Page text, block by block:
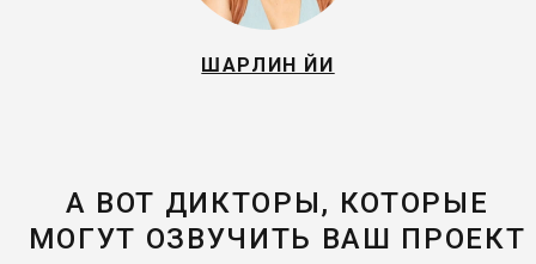
ШАРЛИН ЙИ
А ВОТ ДИКТОРЫ, КОТОРЫЕ
МОГУТ ОЗВУЧИТЬ ВАШ ПРОЕКТ